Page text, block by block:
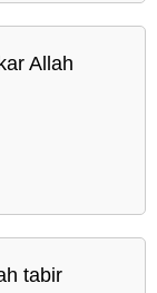
Allah
tabir